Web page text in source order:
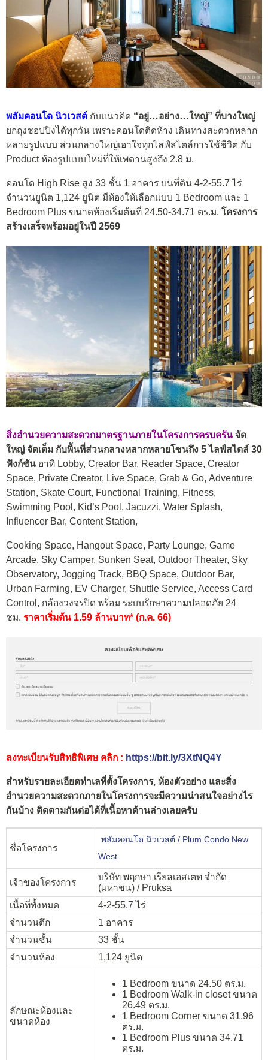
พลัมคอนโด นิวเวสต์ กับแนวคิด “อยู่…อย่าง…ใหญ่” ที่บางใหญ่
ยกถุงชอปปิงได้ทุกวัน เพราะคอนโดติดห้าง เดินทางสะดวกหลาก
หลายรูปแบบ ส่วนกลางใหญ่เอาใจทุกไลฟ์สไตล์การใช้ชีวิต กับ
Productห้องรูปแบบใหม่ที่ให้เพดานสูงถึง 2.8 ม.
คอนโด High Rise สูง 33 ชั้น 1 อาคาร บนที่ดิน 4-2-55.7 ไร่
จำนวนยูนิต 1,124 ยูนิต มีห้องให้เลือกแบบ 1 Bedroom และ 1
Bedroom Plus ขนาดห้องเริ่มต้นที่ 24.50-34.71 ตร.ม. โครงการ
สร้างเสร็จพร้อมอยู่ในปี 2569
สิ่งอำนวยความสะดวกมาตรฐานภายในโครงการครบครัน จัด
ใหญ่ จัดเต็ม กับพื้นที่ส่วนกลางหลากหลายโซนถึง 5 ไลฟ์สไตล์ 30
ฟังก์ชัน อาทิ Lobby, Creator Bar, Reader Space, Creator
Space, Private Creator, Live Space, Grab & Go, Adventure
Station, Skate Court, Functional Training, Fitness,
Swimming Pool, Kid’s Pool, Jacuzzi, Water Splash,
Influencer Bar, Content Station,
Cooking Space, Hangout Space, Party Lounge, Game
Arcade, Sky Camper, Sunken Seat, Outdoor Theater, Sky
Observatory, Jogging Track, BBQ Space, Outdoor Bar,
Urban Farming, EV Charger, Shuttle Service, Access Card
Control, กล้องวงจรปิด พร้อม ระบบรักษาความปลอดภัย 24
ชม. ราคาเริ่มต้น 1.59 ล้านบาท* (ก.ค. 66)
ลงทะเบียนรับสิทธิพิเศษ คลิก : https://bit.ly/3XtNQ4Y
สำหรับรายละเอียดทำเลที่ตั้งโครงการ, ห้องตัวอย่าง และสิ่ง
อำนวยความสะดวกภายในโครงการจะมีความน่าสนใจอย่างไร
กันบ้าง ติดตามกันต่อได้ที่เนื้อหาด้านล่างเลยครับ
ชื่อโครงการ
พลัมคอนโด นิวเวสต์ / Plum Condo New
West
เจ้าของโครงการ
บริษัท พฤกษา เรียลเอสเตท จำกัด
(มหาชน) / Pruksa
เนื้อที่ทั้งหมด
4-2-55.7 ไร่
จำนวนตึก
1 อาคาร
จำนวนชั้น
33 ชั้น
จำนวนห้อง
1,124 ยูนิต
ลักษณะห้องและ
ขนาดห้อง
1 Bedroom ขนาด 24.50 ตร.ม.
1 Bedroom Walk-in closet ขนาด
26.49 ตร.ม.
1 Bedroom Corner ขนาด 31.96
ตร.ม.
1 Bedroom Plus ขนาด 34.71
ตร.ม.